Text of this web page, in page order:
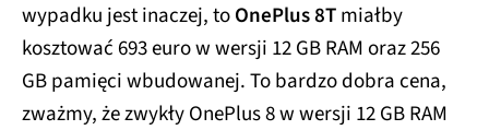
wypadku jest inaczej, toOnePlus 8Tmiałby
kosztować 693 euro w wersji 12 GB RAM oraz 256
GB pamięci wbudowanej. To bardzo dobra cena,
zważmy, że zwykły OnePlus 8 w wersji 12 GB RAM